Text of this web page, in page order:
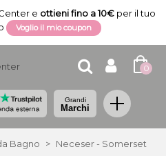
e ottieni fino a 10€ per il tuo
Voglio il mio coupon
0
Grandi
Marchi
Bagno > Neceser - Somerset